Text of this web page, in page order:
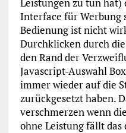
Interface für Werbung
Bedienung ist nicht
Durchklicken durch
den Rand der
Javascript-Auswahl
immer wieder auf die
zurückgesetzt haben.
verschmerzen wenn
ohne Leistung fällt